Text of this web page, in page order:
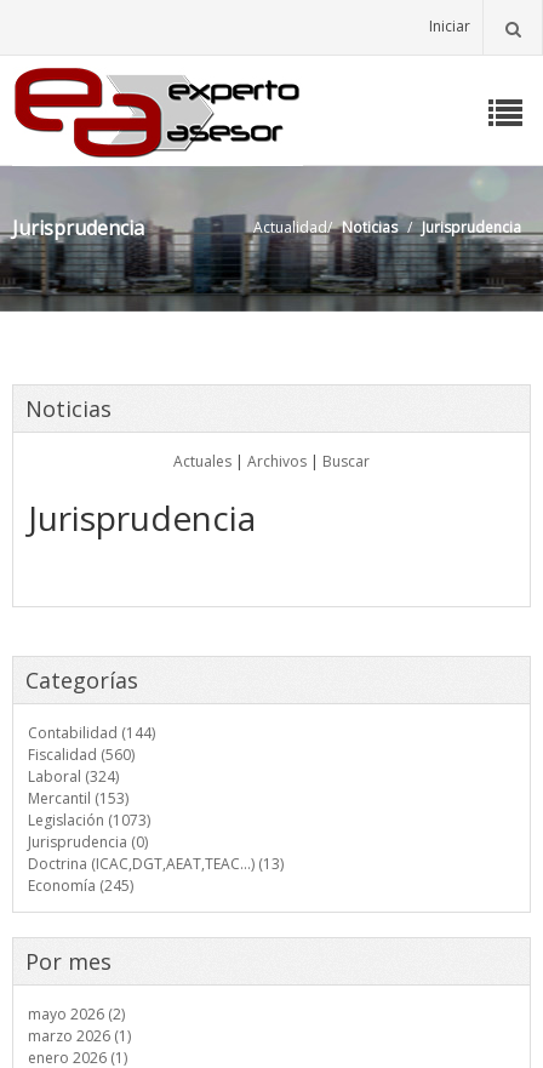
Iniciar
Jurisprudencia Actualidad/ Noticias / Jurisprudencia
Noticias
Actuales | Archivos | Buscar
Jurisprudencia
Categorías
Contabilidad (144)
Fiscalidad (560)
Laboral (324)
Mercantil (153)
Legislación (1073)
Jurisprudencia (0)
Doctrina (ICAC,DGT,AEAT,TEAC...) (13)
Economía (245)
Por mes
mayo 2026 (2)
marzo 2026 (1)
enero 2026 (1)